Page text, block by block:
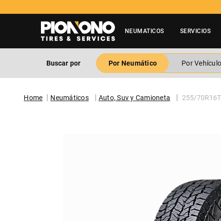
NEUMATICOS SERVICIOS
Buscar por Por Neumático Por Vehículo
Neumáticos Auto, Suv y Camioneta 255/